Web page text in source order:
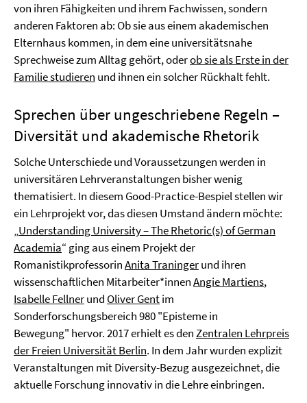
von ihren Fähigkeiten und ihrem Fachwissen, sondern
anderen Faktoren ab: Ob sie aus einem akademischen
Elternhaus kommen, in dem eine universitätsnahe
Sprechweise zum Alltag gehört, oderob sie als Erste in der
Familie studieren und ihnen ein solcher Rückhalt fehlt.
Sprechen über ungeschriebene Regeln –
Diversität und akademische Rhetorik
Solche Unterschiede und Voraussetzungen werden in
universitären Lehrveranstaltungen bisher wenig
thematisiert. In diesem Good-Practice-Bespiel stellen wir
ein Lehrprojekt vor, das diesen Umstand ändern möchte:
„Understanding University – The Rhetoric(s) of German
Academia“ ging aus einem Projekt der
RomanistikprofessorinAnita Traningerund ihren
wissenschaftlichen Mitarbeiter*innenAngie Martiens,
Isabelle Fellnerund Oliver Gentim
Sonderforschungsbereich 980 "Episteme in
Bewegung" hervor. 2017 erhielt es denZentralen Lehrpreis
der Freien Universität Berlin. In dem Jahr wurden explizit
Veranstaltungen mit Diversity-Bezug ausgezeichnet, die
aktuelle Forschung innovativ in die Lehre einbringen.